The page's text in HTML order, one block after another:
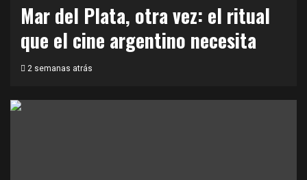
Mar del Plata, otra vez: el ritual
que el cine argentino necesita
2 semanas atrás